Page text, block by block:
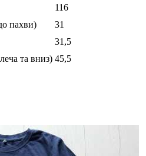
116
пахви)
31
31,5
та вниз) 45,5